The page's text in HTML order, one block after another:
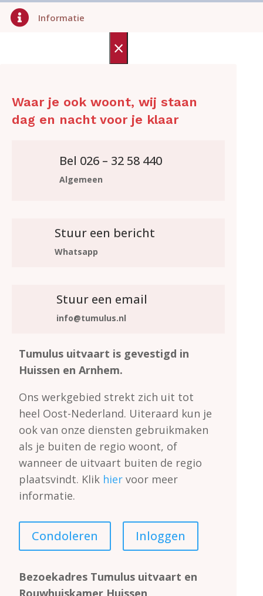
 Informatie
×
Waar je ook woont, wij staan
dag en nacht voor je klaar
Bel 026 – 32 58 440
Algemeen
Stuur een bericht
Whatsapp
Stuur een email
info@tumulus.nl
Tumulus uitvaart is gevestigd in
Huissen en Arnhem.
Ons werkgebied strekt zich uit tot
heel Oost-Nederland. Uiteraard kun je
ook van onze diensten gebruikmaken
als je buiten de regio woont, of
wanneer de uitvaart buiten de regio
plaatsvindt. Klik hier voor meer
informatie.
Condoleren Inloggen
Bezoekadres Tumulus uitvaart en
Rouwhuiskamer Huissen